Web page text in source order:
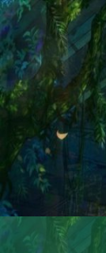
Przejdź
do
treści